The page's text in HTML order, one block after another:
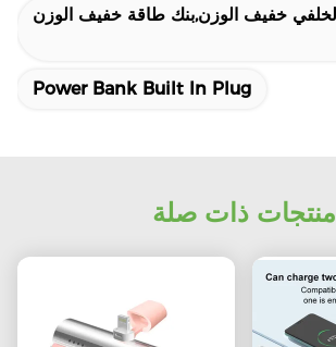
Power Bank Built In Plug
منتجات ذات صلة